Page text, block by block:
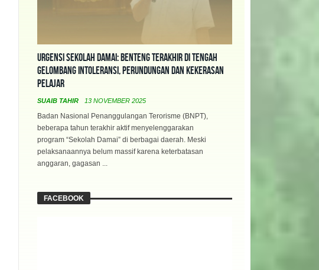
Urgensi Sekolah Damai: Benteng Terakhir di Tengah
Gelombang Intoleransi, Perundungan dan Kekerasan
Pelajar
SUAIB TAHIR 13 NOVEMBER 2025
Badan Nasional Penanggulangan Terorisme (BNPT),
beberapa tahun terakhir aktif menyelenggarakan
program “Sekolah Damai” di berbagai daerah. Meski
pelaksanaannya belum massif karena keterbatasan
anggaran, gagasan ...
FACEBOOK